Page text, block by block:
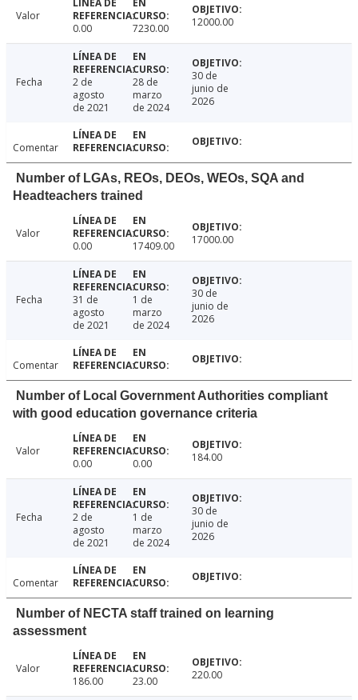
Valor
0.00
7230.00 12000.00
Fecha
2 de
agosto
de 2021
28 de
marzo
de 2024
30 de
junio de
2026
Comentar
Number of LGAs, REOs, DEOs, WEOs, SQA and
Headteachers trained
Valor
0.00
17409.00 17000.00
Fecha
31 de
agosto
de 2021
1 de
marzo
de 2024
30 de
junio de
2026
Comentar
Number of Local Government Authorities compliant
with good education governance criteria
Valor
0.00
0.00 184.00
Fecha
2 de
agosto
de 2021
1 de
marzo
de 2024
30 de
junio de
2026
Comentar
Number of NECTA staff trained on learning
assessment
Valor
186.00
23.00 220.00